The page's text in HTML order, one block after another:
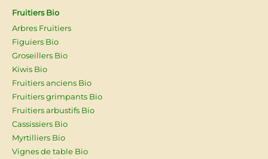
Fruitiers Bio
Arbres Fruitiers
Figuiers Bio
Groseillers Bio
Kiwis Bio
Fruitiers anciens Bio
Fruitiers grimpants Bio
Fruitiers arbustifs Bio
Cassissiers Bio
Myrtilliers Bio
Vignes de table Bio